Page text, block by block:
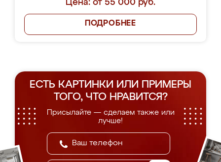
Цена: от 55 000 руб.
ПОДРОБНЕЕ
ЕСТЬ КАРТИНКИ ИЛИ ПРИМЕРЫ
ТОГО, ЧТО НРАВИТСЯ?
Присылайте — сделаем также или
лучше!